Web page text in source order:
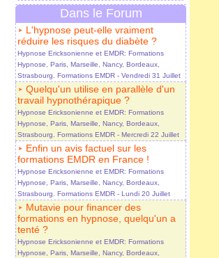
Dans le Forum
L'hypnose peut-elle vraiment
réduire les risques du diabète ?
Hypnose Ericksonienne et EMDR: Formations
Hypnose, Paris, Marseille, Nancy, Bordeaux,
Strasbourg. Formations EMDR - Vendredi 31 Juillet
Quelqu'un utilise en parallèle d'un
travail hypnothérapique ?
Hypnose Ericksonienne et EMDR: Formations
Hypnose, Paris, Marseille, Nancy, Bordeaux,
Strasbourg. Formations EMDR - Mercredi 22 Juillet
Enfin un avis factuel sur les
formations EMDR en France !
Hypnose Ericksonienne et EMDR: Formations
Hypnose, Paris, Marseille, Nancy, Bordeaux,
Strasbourg. Formations EMDR - Lundi 20 Juillet
Mutavie pour financer des
formations en hypnose, quelqu'un a
tenté ?
Hypnose Ericksonienne et EMDR: Formations
Hypnose, Paris, Marseille, Nancy, Bordeaux,